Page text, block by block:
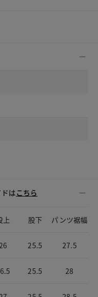
はこちら
上 股下 パンツ裾幅
26 25.5 27.5
25.5 28